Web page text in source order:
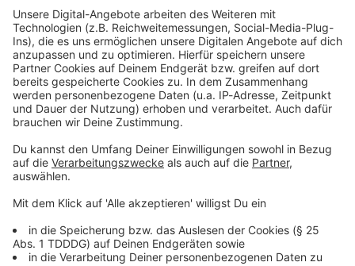
Du möchtest uns etwas sagen?
Studio Hotline
Kontaktformular
© dpa-infocom, dpa:260521-930-111482/1
DAS KÖNNTE DICH AUCH INTERESSIEREN